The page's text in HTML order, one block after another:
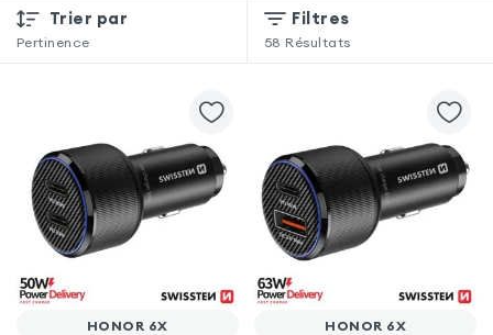
Trier par
Pertinence
Filtres
58 Résultats
HONOR 6X HONOR 6X